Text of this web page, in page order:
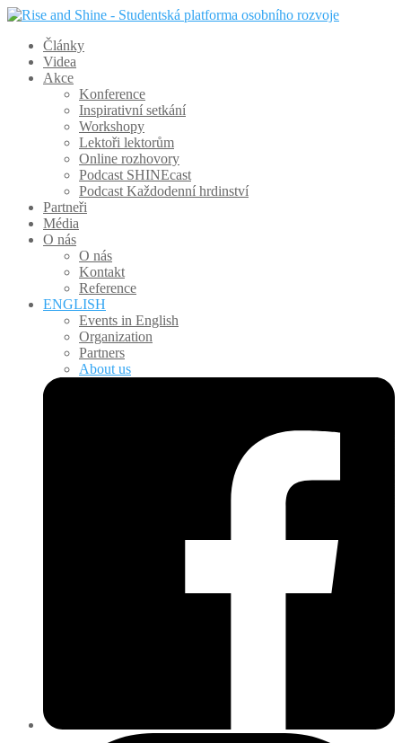
Články
Videa
Akce
Konference
Inspirativní setkání
Workshopy
Lektoři lektorům
Online rozhovory
Podcast SHINEcast
Podcast Každodenní hrdinství
Partneři
Média
O nás
O nás
Kontakt
Reference
ENGLISH
Events in English
Organization
Partners
About us